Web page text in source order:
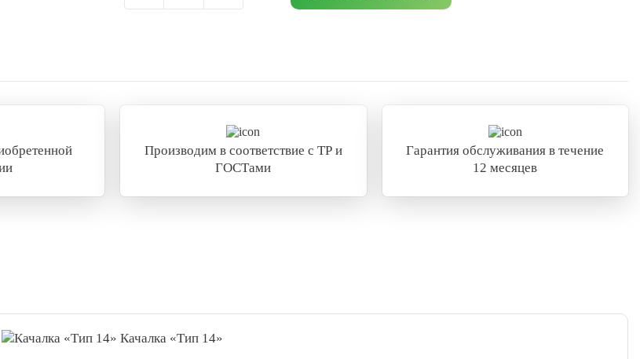
Производим в соответствие с ТР и
ГОСТами
Гарантия обслуживания в течение
12 месяцев
Качалка «Тип 14»